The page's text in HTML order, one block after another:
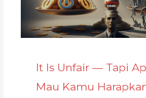
It Is Unfair — Tapi
Mau Kamu